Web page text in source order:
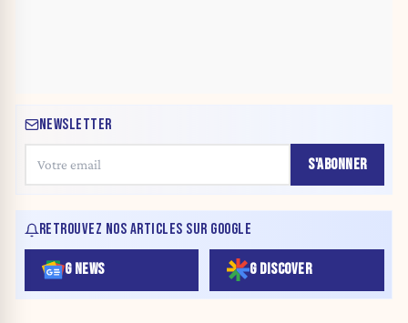
NEWSLETTER
S'ABONNER
RETROUVEZ NOS ARTICLES SUR GOOGLE
G NEWS G DISCOVER